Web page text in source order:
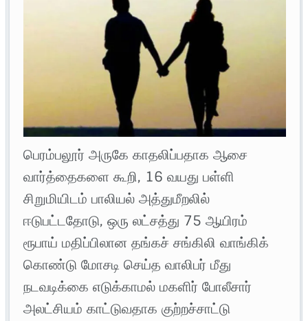
பெரம்பலூர் அருகே காதலிப்பதாக ஆசை
வார்த்தைகளை கூறி, 16 வயது பள்ளி
சிறுமியிடம் பாலியல் அத்துமீறலில்
ஈடுபட்டதோடு, ஒரு லட்சத்து 75 ஆயிரம்
ரூபாய் மதிப்பிலான தங்கச் சங்கிலி வாங்கிக்
கொண்டு மோசடி செய்த வாலிபர் மீது
நடவடிக்கை எடுக்காமல் மகளிர் போலீசார்
அலட்சியம் காட்டுவதாக குற்றச்சாட்டு